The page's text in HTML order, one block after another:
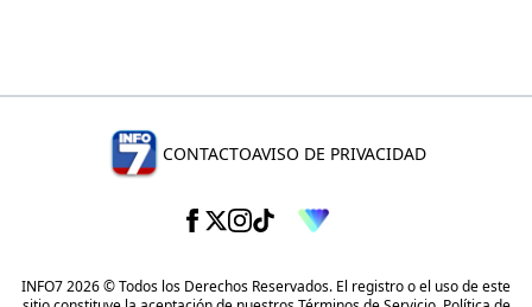
CONTACTOAVISO DE PRIVACIDAD
INFO7 2026 © Todos los Derechos Reservados. El registro o el uso de este